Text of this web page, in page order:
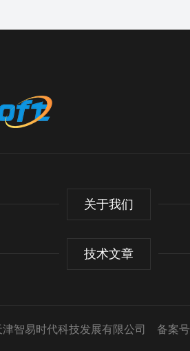
关于我们
技术文章
智易时代科技发展有限公司 备案